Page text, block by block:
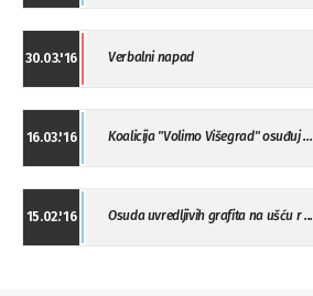
30.03.'16 Verbalni napad
16.03.'16 Koalicija "Volimo Višegrad" osuđuj ...
15.02.'16 Osuda uvredljivih grafita na ušću r ...